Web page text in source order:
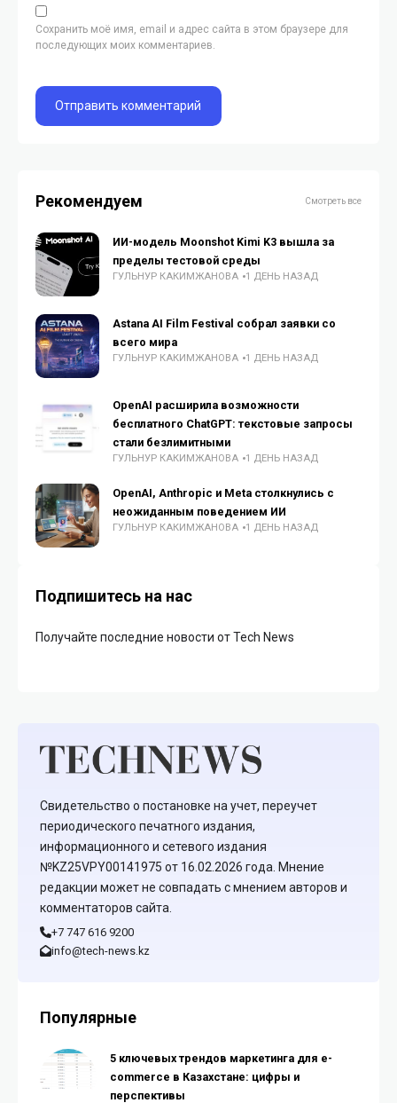
Сохранить моё имя, email и адрес сайта в этом браузере для
последующих моих комментариев.
Рекомендуем Смотреть все
ИИ-модель Moonshot Kimi K3 вышла за
пределы тестовой среды
ГУЛЬНУР КАКИМЖАНОВА 1 ДЕНЬ НАЗАД
Astana AI Film Festival собрал заявки со
всего мира
ГУЛЬНУР КАКИМЖАНОВА 1 ДЕНЬ НАЗАД
OpenAI расширила возможности
бесплатного ChatGPT: текстовые запросы
стали безлимитными
ГУЛЬНУР КАКИМЖАНОВА 1 ДЕНЬ НАЗАД
OpenAI, Anthropic и Meta столкнулись с
неожиданным поведением ИИ
ГУЛЬНУР КАКИМЖАНОВА 1 ДЕНЬ НАЗАД
Подпишитесь на нас
Получайте последние новости от Tech News
Свидетельство о постановке на учет, переучет
периодического печатного издания,
информационного и сетевого издания
№KZ25VPY00141975 от 16.02.2026 года. Мнение
редакции может не совпадать с мнением авторов и
комментаторов сайта.
+7 747 616 9200
info@tech-news.kz
Популярные
5 ключевых трендов маркетинга для e-
commerce в Казахстане: цифры и
перспективы